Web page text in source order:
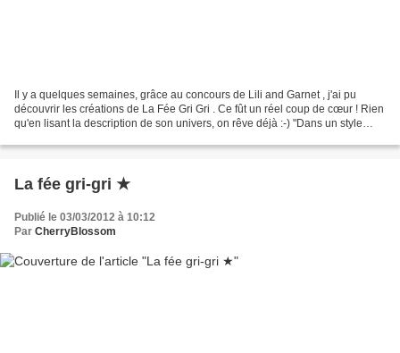
Il y a quelques semaines, grâce au concours de Lili and Garnet , j'ai pu
découvrir les créations de La Fée Gri Gri . Ce fût un réel coup de cœur ! Rien
qu'en lisant la description de son univers, on rêve déjà :-) "Dans un style
La fée gri-gri ★
Publié le 03/03/2012 à 10:12
Par CherryBlossom